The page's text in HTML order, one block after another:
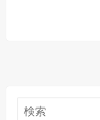
検